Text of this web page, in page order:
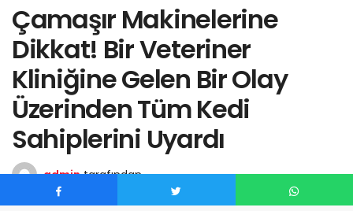
Çamaşır Makinelerine
Dikkat! Bir Veteriner
Kliniğine Gelen Bir Olay
Üzerinden Tüm Kedi
Sahiplerini Uyardı
admin tarafından
Haziran 10, 2026